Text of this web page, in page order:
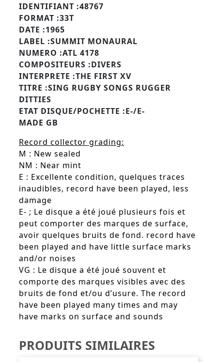
IDENTIFIANT :48767
FORMAT :33T
DATE :1965
LABEL :SUMMIT MONAURAL
NUMERO :ATL 4178
COMPOSITEURS :DIVERS
INTERPRETE :THE FIRST XV
TITRE :SING RUGBY SONGS RUGGER
DITTIES
ETAT DISQUE/POCHETTE :E-/E-
MADE GB
Record collector grading:
M : New sealed
NM : Near mint
E : Excellente condition, quelques traces
inaudibles, record have been played, less
damage
E- ; Le disque a été joué plusieurs fois et
peut comporter des marques de surface,
avoir quelques bruits de fond. record have
been played and have little surface marks
and/or noises
VG : Le disque a été joué souvent et
comporte des marques visibles avec des
bruits de fond et/ou d’usure. The record
have been played many times and may
have marks on surface and sounds
PRODUITS SIMILAIRES